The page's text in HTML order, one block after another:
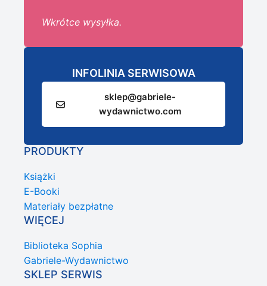
Wkrótce wysyłka.
INFOLINIA SERWISOWA
sklep@gabriele-
wydawnictwo.com
PRODUKTY
Książki
E-Booki
Materiały bezpłatne
WIĘCEJ
Biblioteka Sophia
Gabriele-Wydawnictwo
SKLEP SERWIS